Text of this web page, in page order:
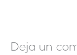
Deja un